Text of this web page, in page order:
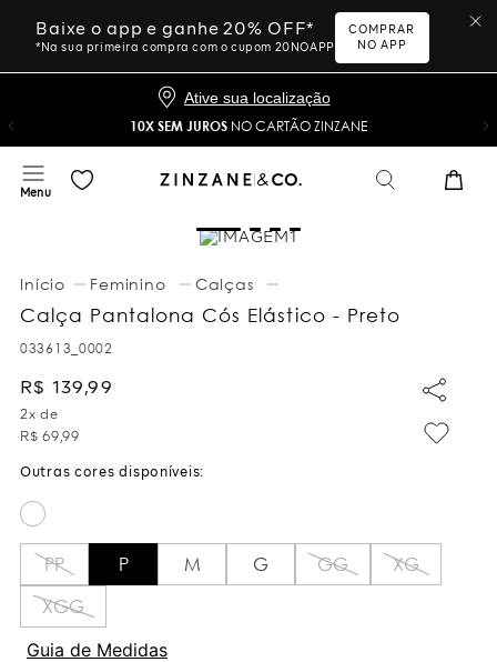
Baixe o app e ganhe 20% OFF*
*Na sua primeira compra com o cupom 20NOAPP
COMPRAR
NO APP
Ative sua localização
10X SEM JUROS NO CARTÃO ZINZANE
Feminino Calças
Calça Pantalona Cós Elástico - Preto
033613_0002
R$ 139,99
2x de
R$ 69,99
PP P M G GG
XG
XGG
Guia de Medidas